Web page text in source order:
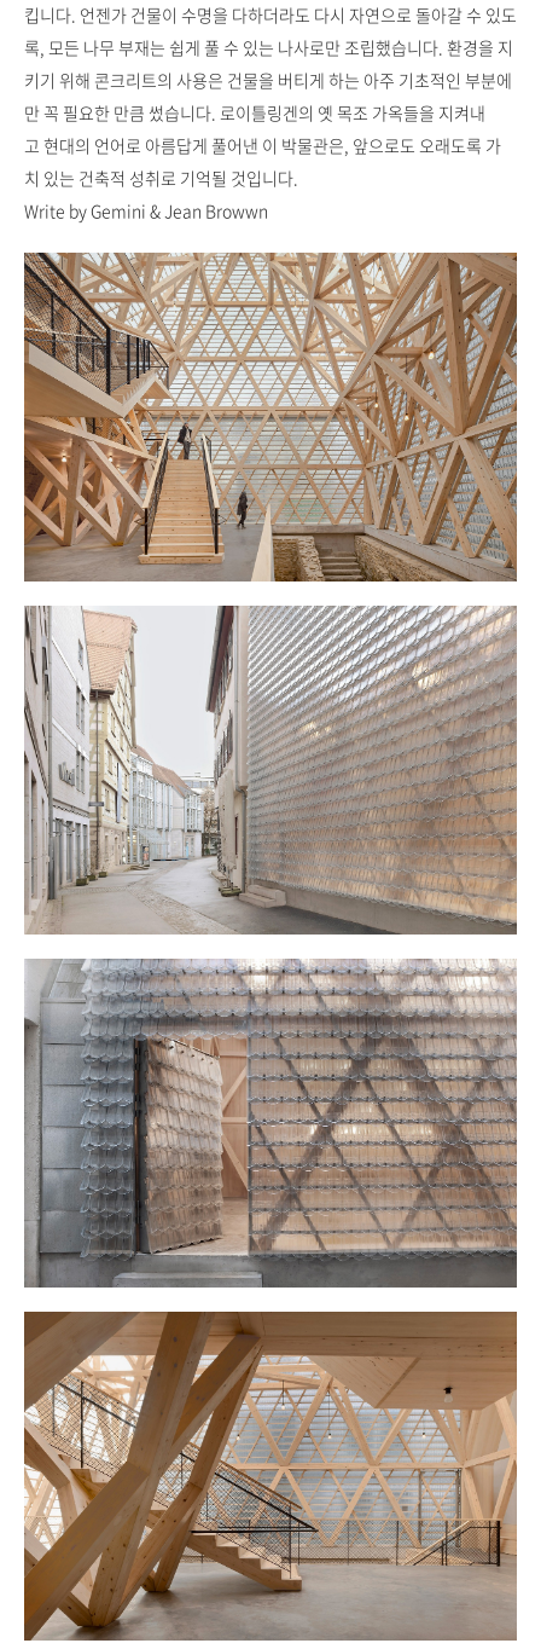
킵니다. 언젠가 건물이 수명을 다하더라도 다시 자연으로 돌아갈 수 있도
록, 모든 나무 부재는 쉽게 풀 수 있는 나사로만 조립했습니다. 환경을 지
키기 위해 콘크리트의 사용은 건물을 버티게 하는 아주 기초적인 부분에
만 꼭 필요한 만큼 썼습니다. 로이틀링겐의 옛 목조 가옥들을 지켜내
고 현대의 언어로 아름답게 풀어낸 이 박물관은, 앞으로도 오래도록 가
치 있는 건축적 성취로 기억될 것입니다.
Write by Gemini & Jean Browwn